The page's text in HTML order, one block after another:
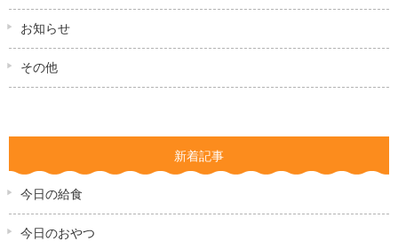
お知らせ
その他
新着記事
今日の給食
今日のおやつ